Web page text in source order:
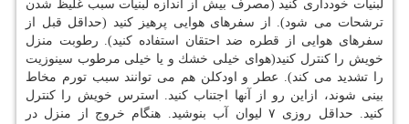
لبنیات خودداری كنید (مصرف بیش از اندازه لبنیات سبب غلیظ شدن
ترشحات می شود). از سفرهای هوایی پرهیز كنید (حداقل قبل از
سفرهای هوایی از قطره ضد احتقان استفاده كنید). رطوبت منزل
خویش را كنترل كنید(هوای خیلی خشك و یا خیلی مرطوب سینوزیت
را تشدید می كند). عطر و اودكلن هم می توانند سبب تورم مخاط
بینی شوند، ازاین رو از آنها اجتناب كنید. استرس خویش را كنترل
كنید. حداقل روزی ۷ لیوان آب بنوشید. هنگام خروج از منزل در